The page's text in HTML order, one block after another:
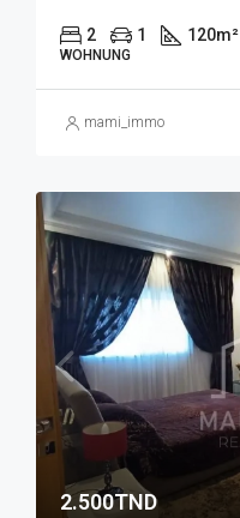
2 1 120m²
WOHNUNG
mami_immo
2.500TND